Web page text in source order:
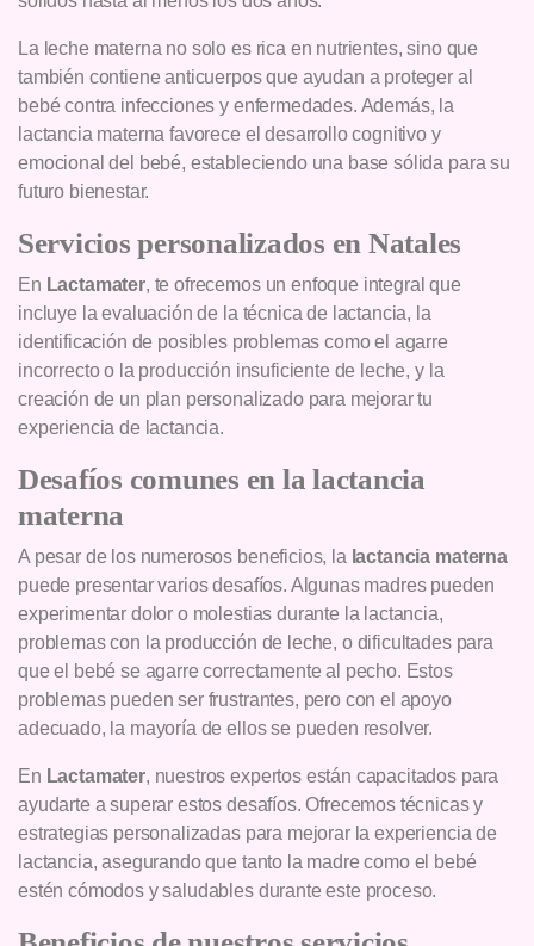
La leche materna no solo es rica en nutrientes, sino que
también contiene anticuerpos que ayudan a proteger al
bebé contra infecciones y enfermedades. Además, la
lactancia materna favorece el desarrollo cognitivo y
emocional del bebé, estableciendo una base sólida para su
futuro bienestar.
Servicios personalizados en Natales
En Lactamater, te ofrecemos un enfoque integral que
incluye la evaluación de la técnica de lactancia, la
identificación de posibles problemas como el agarre
incorrecto o la producción insuficiente de leche, y la
creación de un plan personalizado para mejorar tu
experiencia de lactancia.
Desafíos comunes en la lactancia
materna
A pesar de los numerosos beneficios, la lactancia materna
puede presentar varios desafíos. Algunas madres pueden
experimentar dolor o molestias durante la lactancia,
problemas con la producción de leche, o dificultades para
que el bebé se agarre correctamente al pecho. Estos
problemas pueden ser frustrantes, pero con el apoyo
adecuado, la mayoría de ellos se pueden resolver.
En Lactamater, nuestros expertos están capacitados para
ayudarte a superar estos desafíos. Ofrecemos técnicas y
estrategias personalizadas para mejorar la experiencia de
lactancia, asegurando que tanto la madre como el bebé
estén cómodos y saludables durante este proceso.